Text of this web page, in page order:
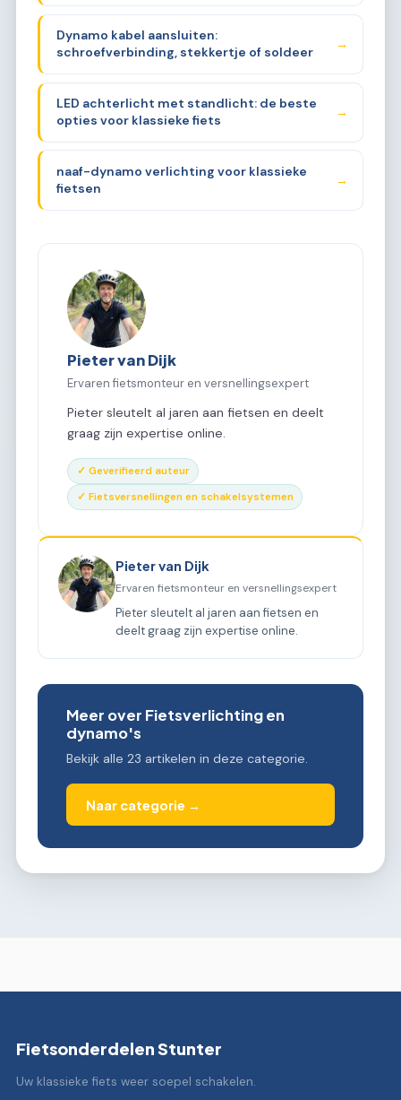
Dynamo kabel aansluiten:
schroefverbinding, stekkertje of soldeer
→
LED achterlicht met standlicht: de beste
opties voor klassieke fiets
→
naaf-dynamo verlichting voor klassieke
fietsen
→
Pieter van Dijk
Ervaren fietsmonteur en versnellingsexpert
Pieter sleutelt al jaren aan fietsen en deelt
graag zijn expertise online.
✓ Geverifieerd auteur
✓ Fietsversnellingen en schakelsystemen
Pieter van Dijk
Ervaren fietsmonteur en versnellingsexpert
Pieter sleutelt al jaren aan fietsen en
deelt graag zijn expertise online.
Meer over Fietsverlichting en
dynamo's
Bekijk alle 23 artikelen in deze categorie.
Naar categorie →
Fietsonderdelen Stunter
Uw klassieke fiets weer soepel schakelen.